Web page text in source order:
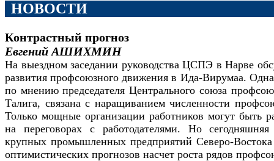
НОВОСТИ
Контрастный прогноз
Евгений АШИХМИН
На выездном заседании руководства ЦСПЭ в Нарве
развития профсоюзного движения в Ида-Вирумаа.
по мнению председателя Центрального союза
Талига, связана с наращиванием численности
Только мощные организации работников могут быть
на переговорах с работодателями. Но
крупных промышленных предприятий Северо-Востока
оптимистических прогнозов насчет роста рядов